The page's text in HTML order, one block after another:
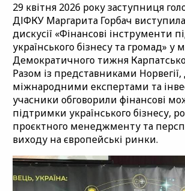
29 квітня 2026 року заступниця
ДІФКУ Маргарита Горбач
дискусії «Фінансові інструменти
українського бізнесу та громад» у
Демократичного тижня
Разом із представниками
міжнародними експертами та
учасники обговорили фінансові
підтримки українського бізнесу,
проєктного менеджменту та
виходу на європейські ринки.